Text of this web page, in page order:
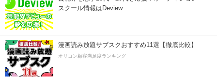
スクール情報はDeview
漫画読み放題サブスクおすすめ11選【徹底比較】
オリコン顧客満足度ランキング